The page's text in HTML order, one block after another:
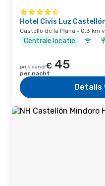
Hotel Civis Luz
Castello de la Plana · 0,3 km
Centrale locatie
prijs vanaf€ 45
per nacht
Details